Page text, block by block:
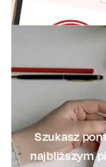
Szukasz
najbliższym